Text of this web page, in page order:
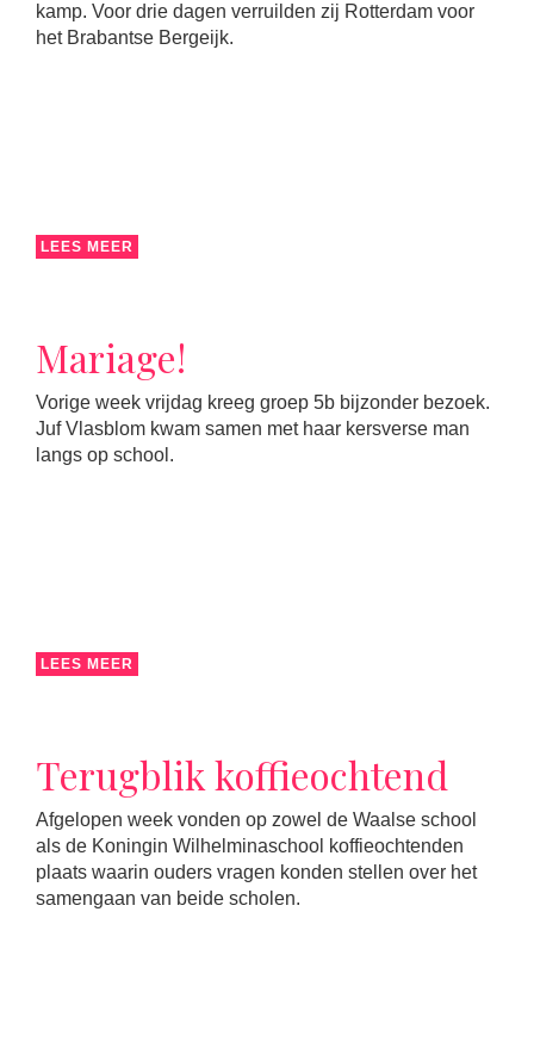
kamp. Voor drie dagen verruilden zij Rotterdam voor
het Brabantse Bergeijk.
LEES MEER
Mariage!
Vorige week vrijdag kreeg groep 5b bijzonder bezoek.
Juf Vlasblom kwam samen met haar kersverse man
langs op school.
LEES MEER
Terugblik koffieochtend
Afgelopen week vonden op zowel de Waalse school
als de Koningin Wilhelminaschool koffieochtenden
plaats waarin ouders vragen konden stellen over het
samengaan van beide scholen.